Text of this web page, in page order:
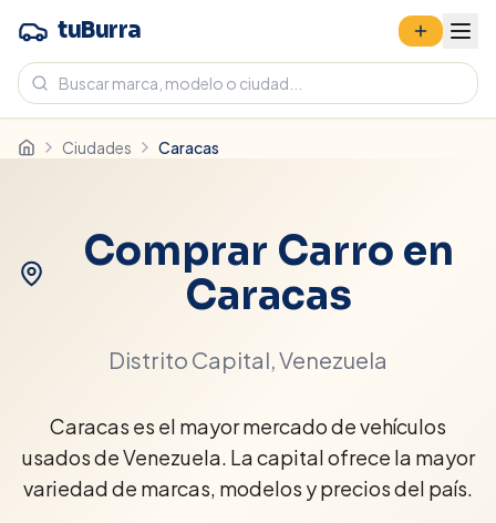
tuBurra
Ciudades Caracas
Comprar Carro en
Caracas
Distrito Capital, Venezuela
Caracas es el mayor mercado de vehículos
usados de Venezuela. La capital ofrece la mayor
variedad de marcas, modelos y precios del país.